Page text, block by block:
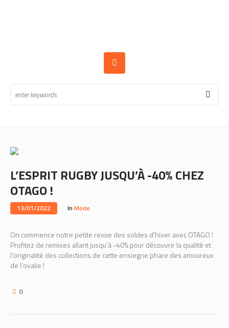
L’ESPRIT RUGBY JUSQU’À -40% CHEZ
OTAGO !
13/01/2022 In Mode
On commence notre petite revue des soldes d’hiver avec OTAGO !
Profitez de remises allant jusqu’à -40% pour découvrir la qualité et
l’originalité des collections de cette ensiegne phare des amoureux
de l’ovalie !
0